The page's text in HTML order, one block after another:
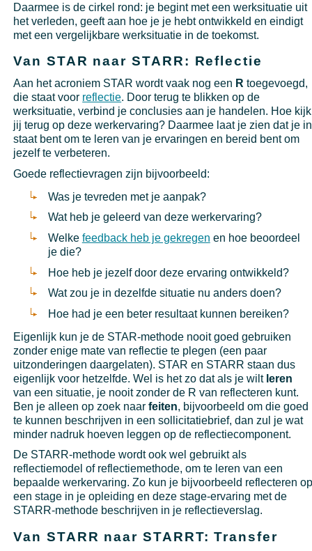
Daarmee is de cirkel rond: je begint met een werksituatie uit
het verleden, geeft aan hoe je je hebt ontwikkeld en eindigt
met een vergelijkbare werksituatie in de toekomst.
Van STAR naar STARR: Reflectie
Aan het acroniem STAR wordt vaak nog een R toegevoegd,
die staat voor reflectie. Door terug te blikken op de
werksituatie, verbind je conclusies aan je handelen. Hoe kijk
jij terug op deze werkervaring? Daarmee laat je zien dat je in
staat bent om te leren van je ervaringen en bereid bent om
jezelf te verbeteren.
Goede reflectievragen zijn bijvoorbeeld:
Was je tevreden met je aanpak?
Wat heb je geleerd van deze werkervaring?
Welke feedback heb je gekregen en hoe beoordeel
je die?
Hoe heb je jezelf door deze ervaring ontwikkeld?
Wat zou je in dezelfde situatie nu anders doen?
Hoe had je een beter resultaat kunnen bereiken?
Eigenlijk kun je de STAR-methode nooit goed gebruiken
zonder enige mate van reflectie te plegen (een paar
uitzonderingen daargelaten). STAR en STARR staan dus
eigenlijk voor hetzelfde. Wel is het zo dat als je wilt leren
van een situatie, je nooit zonder de R van reflecteren kunt.
Ben je alleen op zoek naarfeiten, bijvoorbeeld om die goed
te kunnen beschrijven in een sollicitatiebrief, dan zul je wat
minder nadruk hoeven leggen op de reflectiecomponent.
De STARR-methode wordt ook wel gebruikt als
reflectiemodel of reflectiemethode, om te leren van een
bepaalde werkervaring. Zo kun je bijvoorbeeld reflecteren
een stage in je opleiding en deze stage-ervaring met de
STARR-methode beschrijven in je reflectieverslag.
Van STARR naar STARRT: Transfer